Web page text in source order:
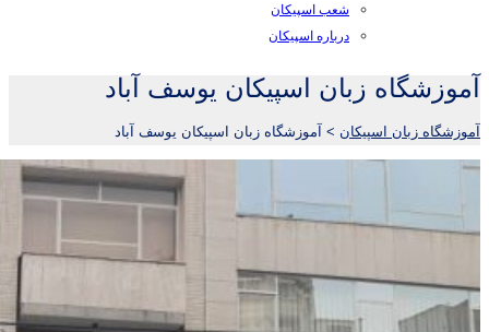
شعب اسپیکان
درباره اسپیکان
آموزشگاه زبان اسپیکان یوسف آباد
آموزشگاه زبان اسپیکان > آموزشگاه زبان اسپیکان یوسف آباد